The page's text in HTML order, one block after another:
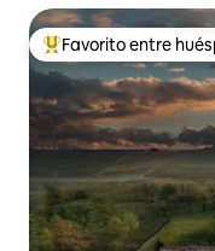
De los mejores en
Favorito entre